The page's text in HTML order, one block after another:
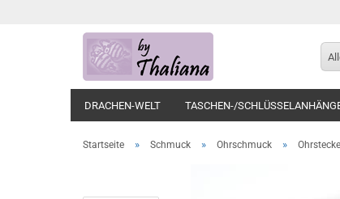
DRACHEN-WELT TASCHEN-/
Startseite » Schmuck » Ohrschmuck »